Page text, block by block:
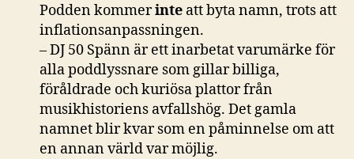
Podden kommerinte att byta namn, trots att
inflationsanpassningen.
– DJ 50 Spänn är ett inarbetat varumärke för
alla poddlyssnare som gillar billiga,
föråldrade och kuriösa plattor från
musikhistoriens avfallshög. Det gamla
namnet blir kvar som en påminnelse om att
en annan värld var möjlig.